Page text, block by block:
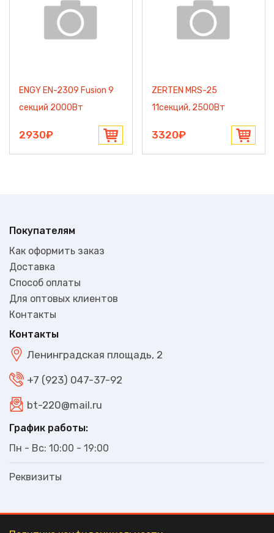
ENGY EN-2309 Fusion 9
секций 2000Вт
2930₽
ZERTEN MRS-25
11секций, 2500Вт
3320₽
Покупателям
Как оформить заказ
Доставка
Способ оплаты
Для оптовых клиентов
Контакты
Контакты
Ленинградская площадь, 2
+7 (923) 047-37-92
bt-220@mail.ru
График работы:
Пн - Вс: 10:00 - 19:00
Реквизиты